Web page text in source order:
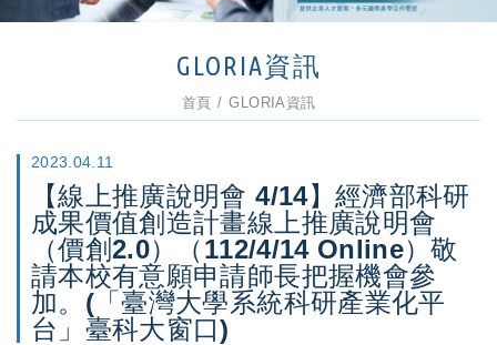
GLORIA資訊
首頁 GLORIA資訊
2023.04.11
【線上推廣說明會 4/14】經濟部科研
成果價值創造計畫線上推廣說明會
（價創2.0）（112/4/14 Online）敬
請本校有意願申請師長把握機會參
加。(「臺灣大學系統科研產業化平
台」臺科大窗口)